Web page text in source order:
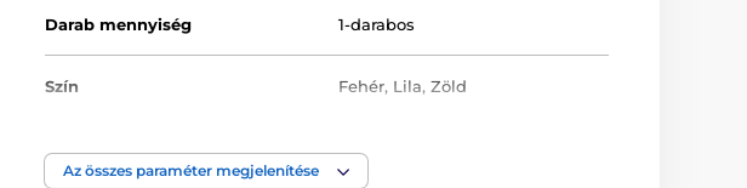
Darab mennyiség 1-darabos
Szín Fehér, Lila,Zöld
Az összes paraméter megjelenítése